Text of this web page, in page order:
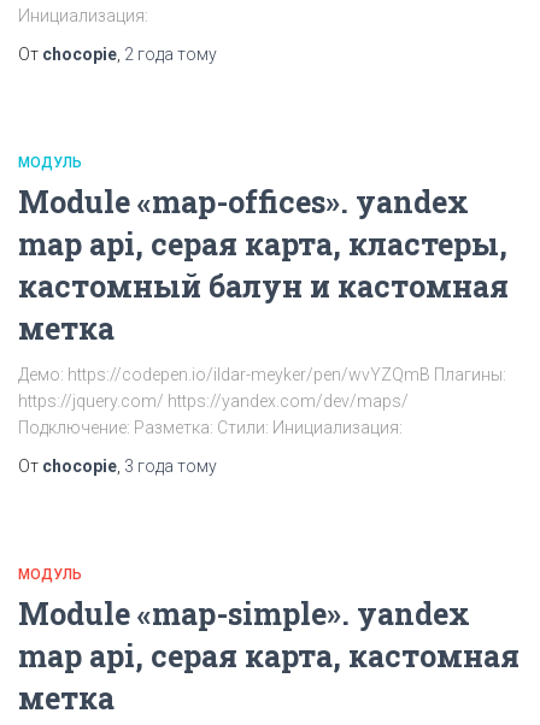
Инициализация:
От chocopie 2 года тому
МОДУЛЬ
Module «map-offices». yandex
map api, cерая карта, кластеры,
кастомный балун и кастомная
метка
Демо: https://codepen.io/ildar-meyker/pen/wvYZQmB Плагины:
https://jquery.com/ https://yandex.com/dev/maps/
Подключение: Разметка: Стили: Инициализация:
От chocopie 3 года тому
МОДУЛЬ
Module «map-simple». yandex
map api, серая карта, кастомная
метка